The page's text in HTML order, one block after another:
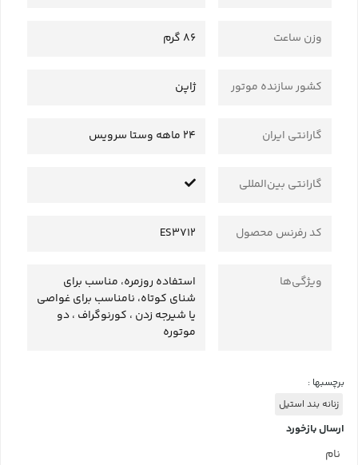
وزن ساعت 86 گرم
کشور سازنده موتور ژاپن
گارانتی ایران 24 ماهه وستا سرویس
گارانتی بین‌المللی
کد رفرنس محصول ES3712
ویژگی‌ها
استفاده روزمره، مناسب برای
شنای کوتاه، نامناسب برای غواصی
یا شیرجه زدن ، کورنوگراف ، دو
موتوره
برچسبها :
زنانه بند استیل
ارسال بازخورد
نام